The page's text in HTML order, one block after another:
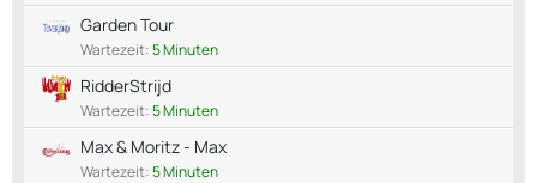
Garden Tour
Wartezeit:5 Minuten
RidderStrijd
Wartezeit:5 Minuten
Max & Moritz - Max
Wartezeit:5 Minuten